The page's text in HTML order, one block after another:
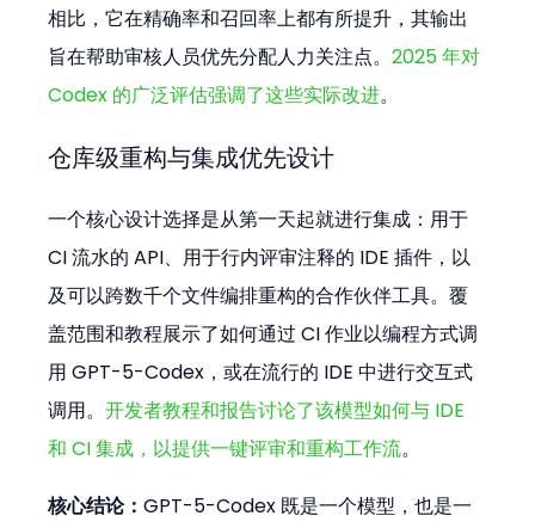
相比，它在精确率和召回率上都有所提升，其输出
旨在帮助审核人员优先分配人力关注点。2025 年对
Codex 的广泛评估强调了这些实际改进。
仓库级重构与集成优先设计
一个核心设计选择是从第一天起就进行集成：用于
CI 流水的 API、用于行内评审注释的 IDE 插件，以
及可以跨数千个文件编排重构的合作伙伴工具。覆
盖范围和教程展示了如何通过 CI 作业以编程方式调
用 GPT-5-Codex，或在流行的 IDE 中进行交互式
调用。开发者教程和报告讨论了该模型如何与 IDE
和 CI 集成，以提供一键评审和重构工作流。
核心结论：GPT-5-Codex 既是一个模型，也是一